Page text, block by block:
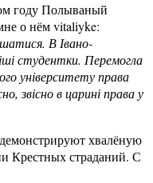
году Полываный
о нём vitaliyke:
В Івано-
студентки. Перемогла
університету права
звісно в царині права у
хвалёную
Крестных страданий. С